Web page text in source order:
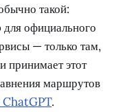
такой:
для официального
— только там,
принимает этот
маршрутов
ChatGPT.